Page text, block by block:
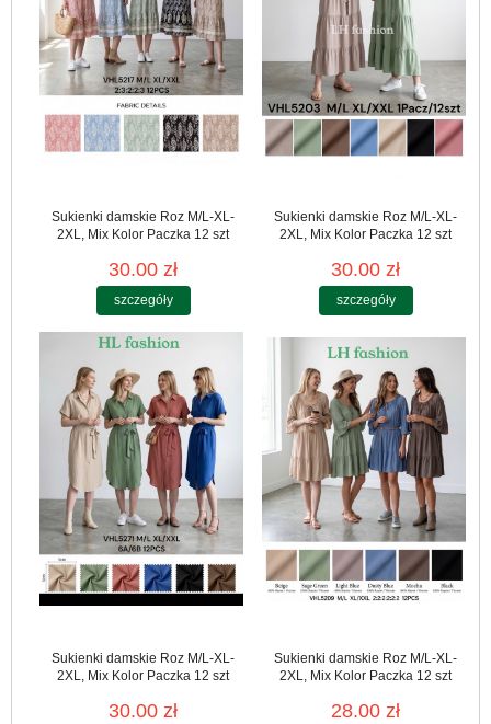
Sukienki damskie Roz M/L-XL-
2XL, Mix Kolor Paczka 12 szt
30.00 zł
szczegóły
Sukienki damskie Roz M/L-XL-
2XL, Mix Kolor Paczka 12 szt
30.00 zł
szczegóły
Sukienki damskie Roz M/L-XL-
2XL, Mix Kolor Paczka 12 szt
30.00 zł
Sukienki damskie Roz M/L-XL-
2XL, Mix Kolor Paczka 12 szt
28.00 zł